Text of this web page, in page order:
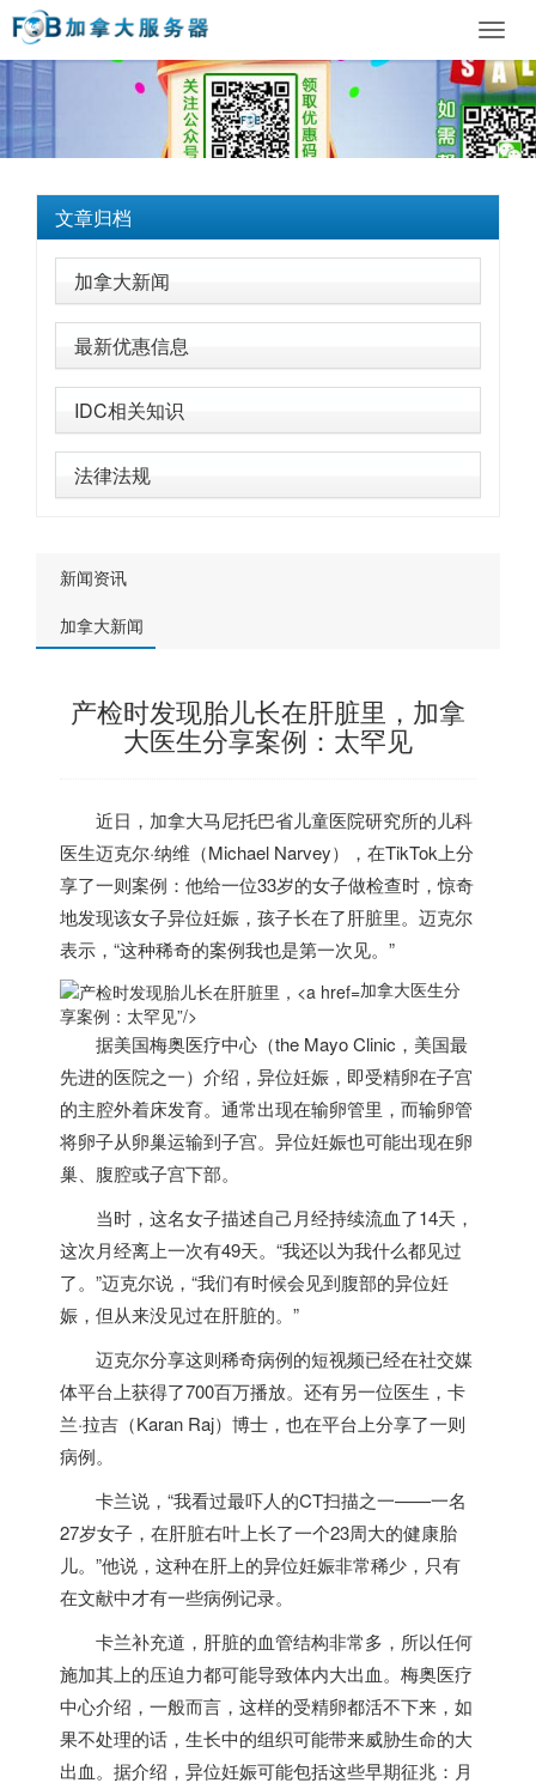
文章归档
加拿大新闻
最新优惠信息
IDC相关知识
法律法规
新闻资讯
加拿大新闻
产检时发现胎儿长在肝脏里，加拿
大医生分享案例：太罕见
近日， 加拿大马尼托巴省儿童医院研究所的儿科
医生迈克尔·纳维（Michael Narvey），在TikTok上分
享了一则案例：他给一位33岁的女子做检查时，惊奇
地发现该女子异位妊娠，孩子长在了肝脏里。迈克尔
表示，“这种稀奇的案例我也是第一次见。”
加拿大医生分
享案例：太罕见”/>
据美国梅奥医疗中心（the Mayo Clinic，美国最
先进的医院之一）介绍，异位妊娠，即受精卵在子宫
的主腔外着床发育。通常出现在输卵管里，而输卵管
将卵子从卵巢运输到子宫。异位妊娠也可能出现在卵
巢、腹腔或子宫下部。
当时，这名女子描述自己月经持续流血了14天，
这次月经离上一次有49天。“我还以为我什么都见过
了。”迈克尔说，“我们有时候会见到腹部的异位妊
娠，但从来没见过在肝脏的。”
迈克尔分享这则稀奇病例的短视频已经在社交媒
体平台上获得了700百万播放。还有另一位医生，卡
兰·拉吉（Karan Raj）博士，也在平台上分享了一则
病例。
卡兰说，“我看过最吓人的CT扫描之一——一名
27岁女子，在肝脏右叶上长了一个23周大的健康胎
儿。”他说，这种在肝上的异位妊娠非常稀少，只有
在文献中才有一些病例记录。
卡兰补充道，肝脏的血管结构非常多，所以任何
施加其上的压迫力都可能导致体内大出血。梅奥医疗
中心介绍，一般而言，这样的受精卵都活不下来，如
果不处理的话，生长中的组织可能带来威胁生命的大
出血。据介绍，异位妊娠可能包括这些早期征兆：月